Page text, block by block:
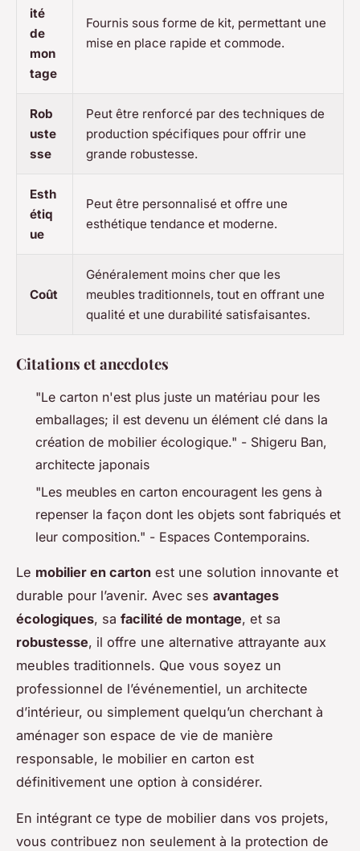
ité
de
mon
tage
Fournis sous forme de kit, permettant une
mise en place rapide et commode.
Rob
uste
sse
Peut être renforcé par des techniques de
production spécifiques pour offrir une
grande robustesse.
Esth
étiq
ue
Peut être personnalisé et offre une
esthétique tendance et moderne.
Coût
Généralement moins cher que les
meubles traditionnels, tout en offrant une
qualité et une durabilité satisfaisantes.
Citations et anecdotes
"Le carton n'est plus juste un matériau pour les
emballages; il est devenu un élément clé dans la
création de mobilier écologique." - Shigeru Ban,
architecte japonais
"Les meubles en carton encouragent les gens à
repenser la façon dont les objets sont fabriqués et
leur composition." - Espaces Contemporains.
Le mobilier en carton est une solution innovante et
durable pour l’avenir. Avec ses avantages
écologiques, sa facilité de montage, et sa
robustesse, il offre une alternative attrayante aux
meubles traditionnels. Que vous soyez un
professionnel de l’événementiel, un architecte
d’intérieur, ou simplement quelqu’un cherchant à
aménager son espace de vie de manière
responsable, le mobilier en carton est
définitivement une option à considérer.
En intégrant ce type de mobilier dans vos projets,
vous contribuez non seulement à la protection de